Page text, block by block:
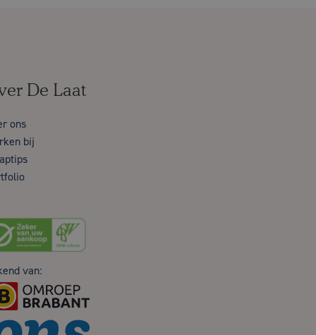
De Laat
ons
bij
van: